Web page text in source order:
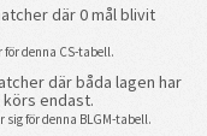
där 0 mål blivit
denna CS-tabell.
där båda lagen har
endast.
för denna BLGM-tabell.